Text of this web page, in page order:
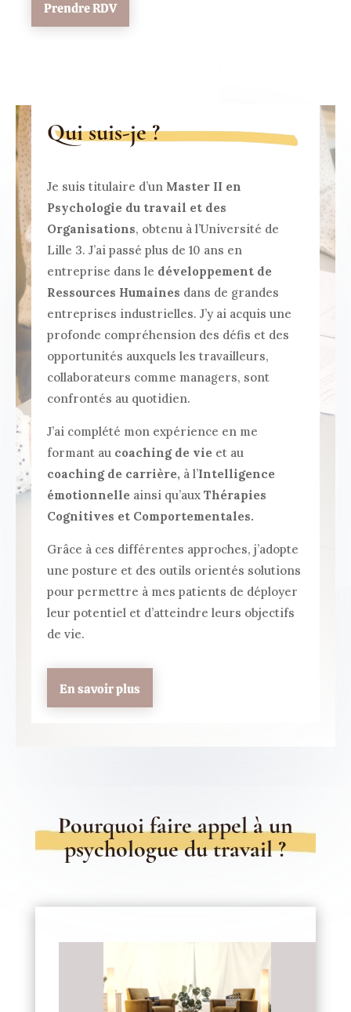
Prendre RDV
Qui suis-je ?
Je suis titulaire d’un Master II en
Psychologie du travail et des
Organisations, obtenu à l’Université de
Lille 3. J’ai passé plus de 10 ans en
entreprise dans le développement de
Ressources Humaines dans de grandes
entreprises industrielles. J’y ai acquis une
profonde compréhension des défis et des
opportunités auxquels les travailleurs,
collaborateurs comme managers, sont
confrontés au quotidien.
J’ai complété mon expérience en me
formant au coaching de vie et au
coaching de carrière, à l’Intelligence
émotionnelle ainsi qu’auxThérapies
Cognitives et Comportementales.
Grâce à ces différentes approches, j’adopte
une posture et des outils orientés solutions
pour permettre à mes patients de déployer
leur potentiel et d’atteindre leurs objectifs
de vie.
En savoir plus
Pourquoi faire appel à un
psychologue du travail ?